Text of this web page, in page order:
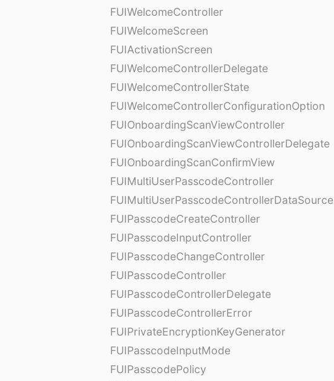
FUIWelcomeController
FUIWelcomeScreen
FUIActivationScreen
FUIWelcomeControllerDelegate
FUIWelcomeControllerState
FUIWelcomeControllerConfigurationOption
FUIOnboardingScanViewController
FUIOnboardingScanViewControllerDelegate
FUIOnboardingScanConfirmView
FUIMultiUserPasscodeController
FUIMultiUserPasscodeControllerDataSource
FUIPasscodeCreateController
FUIPasscodeInputController
FUIPasscodeChangeController
FUIPasscodeController
FUIPasscodeControllerDelegate
FUIPasscodeControllerError
FUIPrivateEncryptionKeyGenerator
FUIPasscodeInputMode
FUIPasscodePolicy